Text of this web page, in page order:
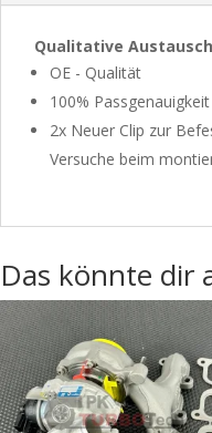
Qualitative
OE - Qualität
100% Passgenauigkeit
2x Neuer Clip zur
Versuche beim
Das könnte dir